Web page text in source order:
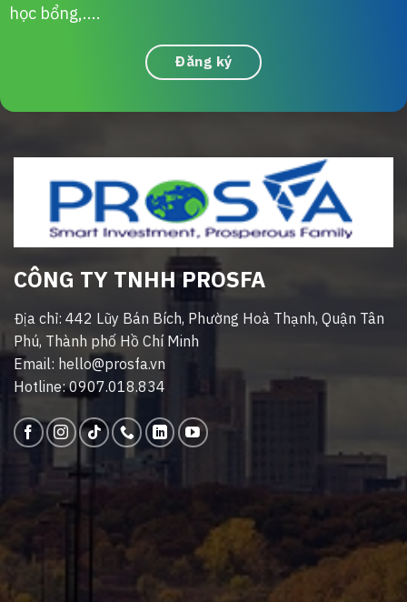
học bổng,....
Đăng ký
CÔNG TY TNHH PROSFA
Địa chỉ: 442 Lũy Bán Bích, Phường Hoà Thạnh, Quận Tân
Phú, Thành phố Hồ Chí Minh
Email: hello@prosfa.vn
Hotline: 0907.018.834